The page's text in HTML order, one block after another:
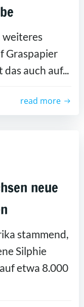
weiteres
Graspapier
auch auf...
read more
neue
stammend,
Silphie
etwa 8.000